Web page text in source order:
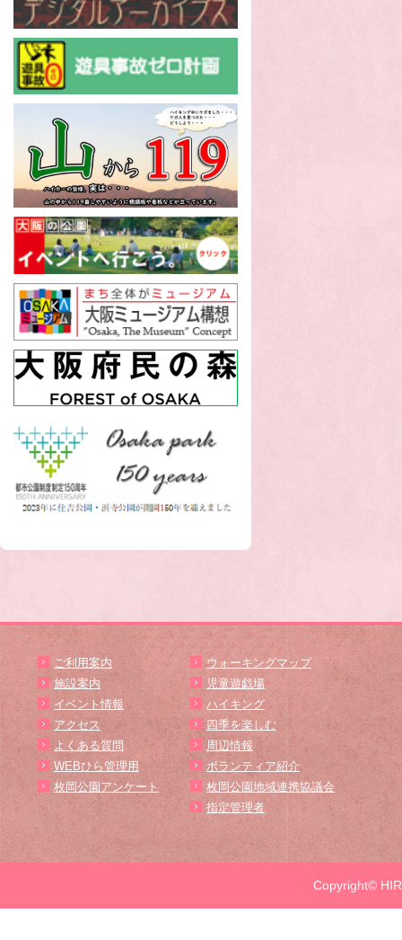
ご利用案内
施設案内
イベント情報
アクセス
よくある質問
WEBひら管理用
枚岡公園アンケート
ウォーキングマップ
児童遊戯場
ハイキング
四季を楽しむ
周辺情報
ボランティア紹介
枚岡公園地域連携協議会
指定管理者
Copyright©